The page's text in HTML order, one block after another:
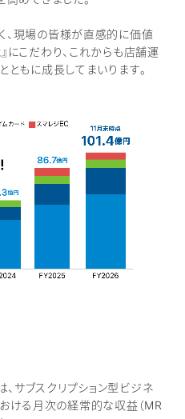
、現場の皆様が直感的に価値
にこだわり、これからも店舗運
ともに成長してまいります。
、サブスクリプション型ビジネ
ける月次の経常的な収益（MR